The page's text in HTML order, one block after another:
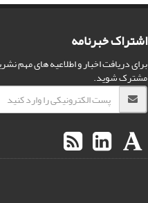
اشتراک خبرنامه
برای دریافت اخبار و اطلاعیه های مهم
مشترک شوید.